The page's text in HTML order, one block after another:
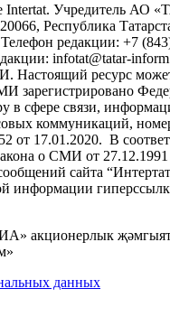
Intertat. Учредитель АО
Республика
редакции: +7
infotat@tatar-
Настоящий ресурс
зарегистрировано
в сфере связи,
коммуникаций,
17.01.2020. В
о СМИ от 27.12.1991
сайта
информации
акционерлык
данных